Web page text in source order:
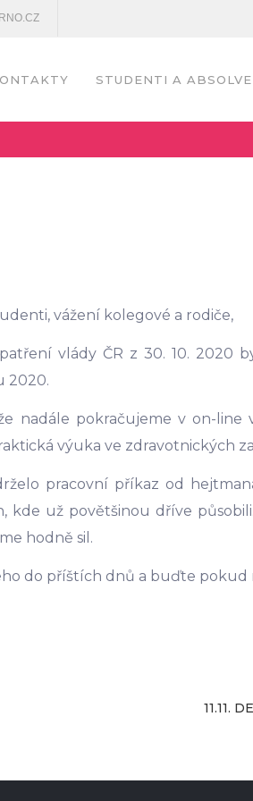
STUDENTI A
vážení kolegové a rodiče,
vlády ČR z 30. 10. 2020
2020.
nadále pokračujeme v on-line
výuka ve zdravotnických
pracovní příkaz od
kde už povětšinou dříve
hodně sil.
do příštích dnů a buďte pokud
11.11.